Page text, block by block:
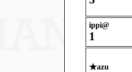
ippi@
1
★azu